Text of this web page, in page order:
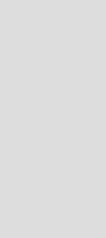
Dando
de guasa
tradicional en